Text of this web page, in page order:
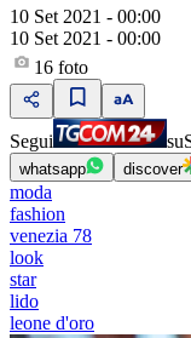
10 Set 2021 - 00:00
10 Set 2021 - 00:00
16 foto
Segui su
whatsapp discover
moda
fashion
venezia 78
look
star
lido
leone d'oro